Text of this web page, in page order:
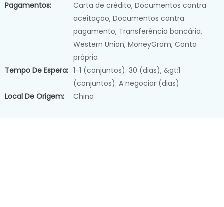
Pagamentos:
Carta de crédito, Documentos contra
aceitação, Documentos contra
pagamento, Transferência bancária,
Western Union, MoneyGram, Conta
própria
Tempo De Espera: 1-1 (conjuntos): 30 (dias), &gt;1
(conjuntos): A negociar (dias)
Local De Origem:
China